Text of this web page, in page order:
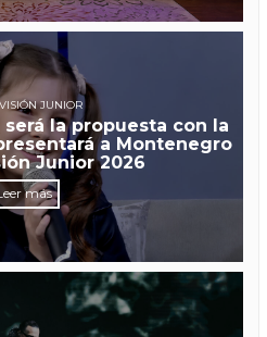
JUNIOR
será la propuesta con la
a Montenegro
Junior 2026
más